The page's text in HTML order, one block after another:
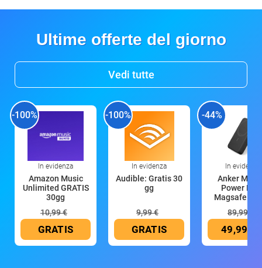
Ultime offerte del giorno
Vedi tutte
-100%
In evidenza
Amazon Music
Unlimited GRATIS
30gg
10,99 €
GRATIS
-100%
In evidenza
Audible: Gratis 30
gg
9,99 €
GRATIS
-44%
In evidenza
Anker
Power
Magsafe
89,99 €
49,99 €